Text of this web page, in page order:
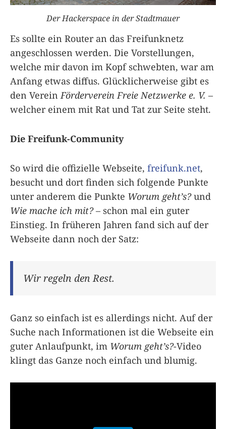
Der Hackerspace in der Stadtmauer
Es sollte ein Router an das Freifunknetz
angeschlossen werden. Die Vorstellungen,
welche mir davon im Kopf schwebten, war am
Anfang etwas diffus. Glücklicherweise gibt es
den VereinFörderverein Freie Netzwerke e. V. –
welcher einem mit Rat und Tat zur Seite steht.
Die Freifunk-Community
So wird die offizielle Webseite, freifunk.net,
besucht und dort finden sich folgende Punkte
unter anderem die Punkte Worum geht’s?und
Wie mache ich mit?– schon mal ein guter
Einstieg. In früheren Jahren fand sich auf der
Webseite dann noch der Satz:
Wir regeln den Rest.
Ganz so einfach ist es allerdings nicht. Auf der
Suche nach Informationen ist die Webseite ein
guter Anlaufpunkt, im Worum geht’s?-Video
klingt das Ganze noch einfach und blumig.